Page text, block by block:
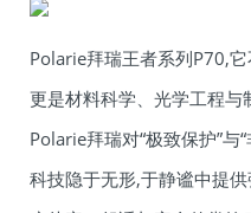
Polarie拜瑞王者系列P70,
更是材料科学、光学工程与
Polarie拜瑞对“极致保护”
科技隐于无形,于静谧中提